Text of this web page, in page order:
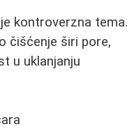
kontroverzna tema.
čišćenje širi pore,
u uklanjanju